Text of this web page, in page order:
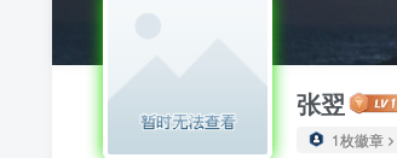
张翌
1枚徽章